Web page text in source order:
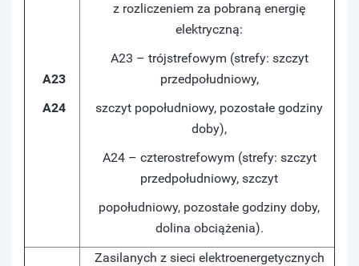
A23
A24
z rozliczeniem za pobraną energię
elektryczną:
A23 – trójstrefowym (strefy: szczyt
przedpołudniowy,
szczyt popołudniowy, pozostałe godziny
doby),
A24 – czterostrefowym (strefy: szczyt
przedpołudniowy, szczyt
popołudniowy, pozostałe godziny doby,
dolina obciążenia).
Zasilanych z sieci elektroenergetycznych